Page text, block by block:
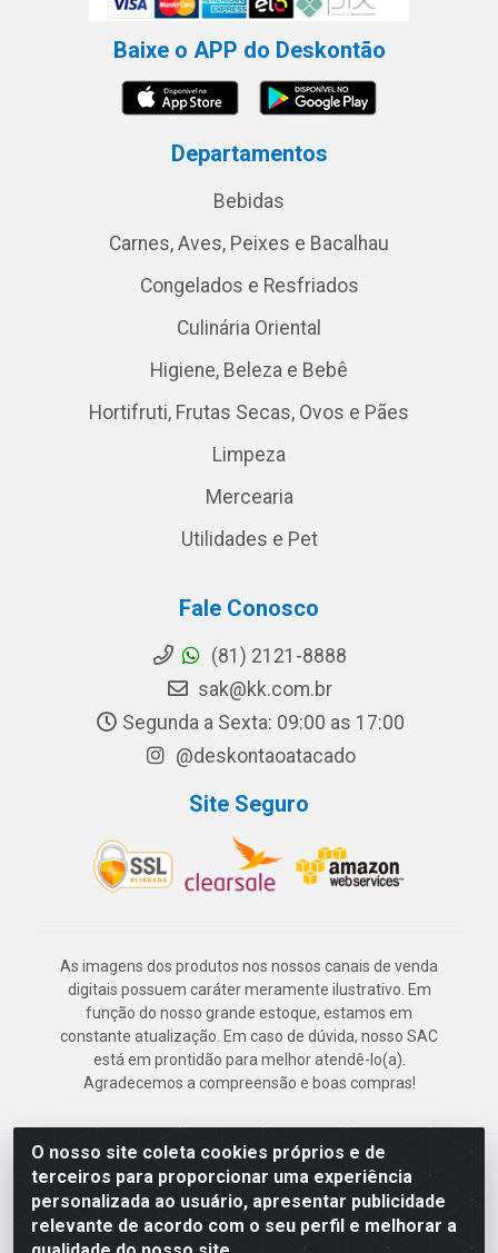
O nosso site coleta cookies próprios e de
terceiros para proporcionar uma experiência
personalizada ao usuário, apresentar publicidade
relevante de acordo com o seu perfil e melhorar a
Baixe o APP do Deskontão
Departamentos
Bebidas
Carnes, Aves, Peixes e Bacalhau
Congelados e Resfriados
Culinária Oriental
Higiene, Beleza e Bebê
Hortifruti, Frutas Secas, Ovos e Pães
Limpeza
Mercearia
Utilidades e Pet
Fale Conosco
(81) 2121-8888
sak@kk.com.br
Segunda a Sexta: 09:00 as 17:00
@deskontaoatacado
Site Seguro
As imagens dos produtos nos nossos canais de venda
digitais possuem caráter meramente ilustrativo. Em
função do nosso grande estoque, estamos em
constante atualização. Em caso de dúvida, nosso SAC
está em prontidão para melhor atendê-lo(a).
Agradecemos a compreensão e boas compras!
Deskontão Atacado - Av. Marechal Mascarenhas de Morais, 2471 -
Imbiribeira - Recife/PE - CEP 51.150-001 - CNPJ 24.150.377/0003-
57